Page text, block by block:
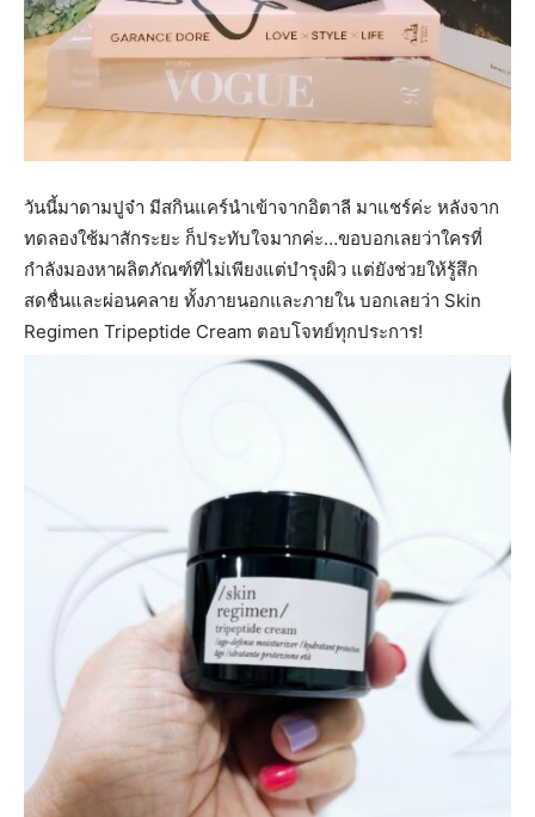
วันนี้มาดามปูจ๋า มีสกินแคร์นำเข้าจากอิตาลี มาแชร์ค่ะ หลังจาก
ทดลองใช้มาสักระยะ ก็ประทับใจมากค่ะ…ขอบอกเลยว่าใครที่
กำลังมองหาผลิตภัณฑ์ที่ไม่เพียงแต่บำรุงผิว แต่ยังช่วยให้รู้สึก
สดชื่นและผ่อนคลาย ทั้งภายนอกและภายใน บอกเลยว่า Skin
Regimen Tripeptide Cream ตอบโจทย์ทุกประการ!